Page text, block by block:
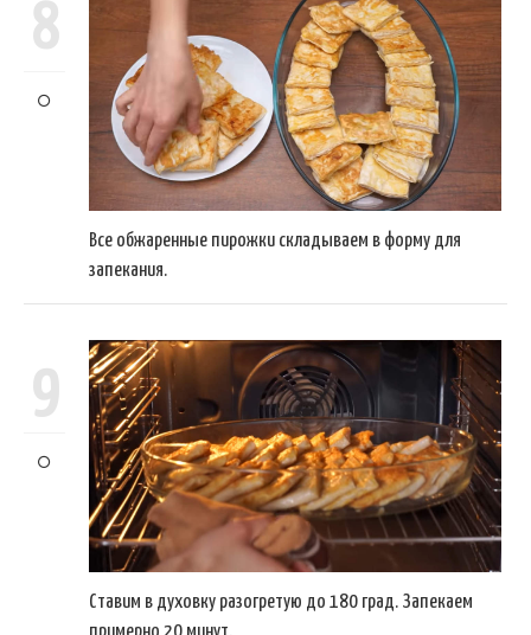
8
Все обжаренные пирожки складываем в форму для
запекания.
9
Ставим в духовку разогретую до 180 град. Запекаем